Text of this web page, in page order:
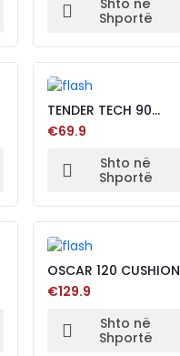
Shportë
TENDER TECH 90
BLACK CUSHION
€69.9
Shto në
Shportë
OSCAR 120 CUSHION
GREY
€129.9
Shto në
Shportë